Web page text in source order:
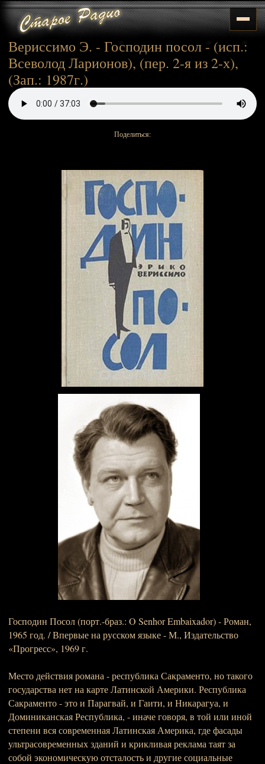
Вериссимо Э. - Господин посол - (исп.:
Всеволод Ларионов), (пер. 2-я из 2-х),
(Зап.: 1987г.)
Поделиться:
Господин Посол (порт.-браз.: O Senhor Embaixador) - Роман,
1965 год. / Впервые на русском языке - М., Издательство
«Прогресс», 1969 г.
Место действия романа - республика Сакраменто, но такого
государства нет на карте Латинской Америки. Республика
Сакраменто - это и Парагвай, и Гаити, и Никарагуа, и
Доминиканская Республика, - иначе говоря, в той или иной
степени вся современная Латинская Америка, где фасады
ультрасовременных зданий и крикливая реклама таят за
собой экономическую отсталость и другие социальные